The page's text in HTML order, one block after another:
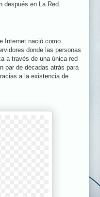
después en La Red.
Internet nació como
donde las personas
a través de una única red
par de décadas atrás para
a la existencia de